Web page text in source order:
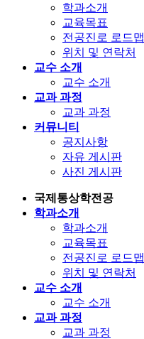
학과소개
교육목표
전공진로 로드맵
위치 및 연락처
교수 소개
교수 소개
교과 과정
교과 과정
커뮤니티
공지사항
자유 게시판
사진 게시판
국제통상학전공
학과소개
학과소개
교육목표
전공진로 로드맵
위치 및 연락처
교수 소개
교수 소개
교과 과정
교과 과정